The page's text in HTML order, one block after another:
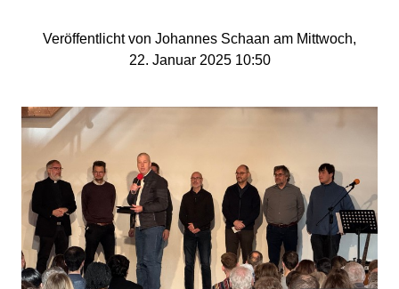
Veröffentlicht von Johannes Schaan am Mittwoch,
22. Januar 2025 10:50